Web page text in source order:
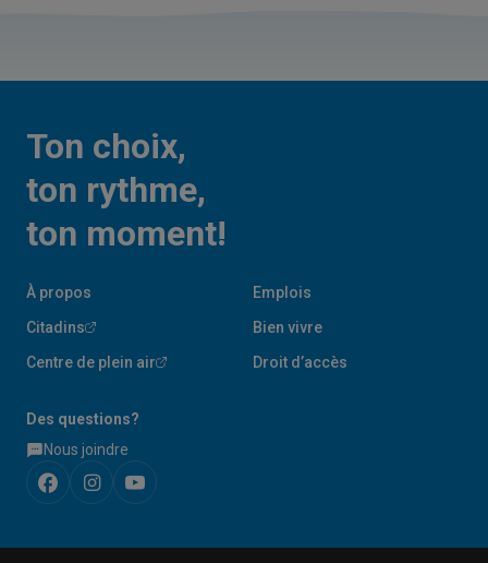
À propos
Emplois
Citadins
Bien vivre
Centre de plein air
Droit d’accès
Des questions?
Nous joindre
Ton choix,
ton rythme,
ton moment!